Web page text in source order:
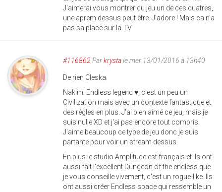
J'aimerai vous montrer du jeu un de ces quatres,
une aprem dessus peut être. J'adore ! Mais ca n'a
pas sa place sur la TV
#116862 Parkrystale mer 13/01/2016 à 13h40
De rien Cleska.
Nakim: Endless legend ♥, c'est un peu un
Civilization mais avec un contexte fantastique et
des régles en plus. J'ai bien aimé ce jeu, mais je
suis nulle XD et j'ai pas encore tout compris.
J'aime beaucoup ce type de jeu donc je suis
partante pour voir un stream dessus.
En plus le studio Amplitude est français et ils ont
aussi fait l'excellent Dungeon of the endless que
je vous conseille vivement, c'est un rogue-like. Ils
ont aussi créer Endless space qui ressemble un